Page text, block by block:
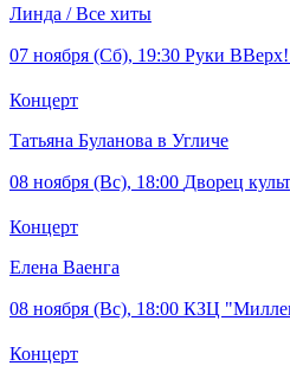
Линда / Все хиты
07 ноября (Сб), 19:30 Руки
Концерт
Татьяна Буланова в Угличе
08 ноября (Вс), 18:00 Дворец
Концерт
Елена Ваенга
08 ноября (Вс), 18:00 КЗЦ
Концерт